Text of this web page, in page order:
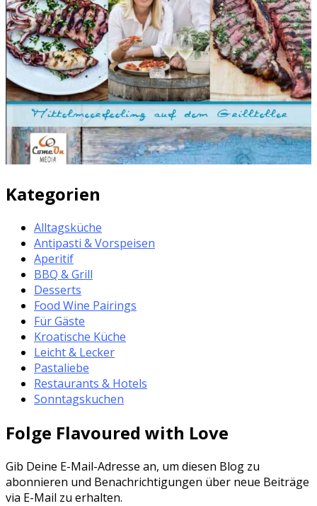
Kategorien
Alltagsküche
Antipasti & Vorspeisen
Aperitif
BBQ & Grill
Desserts
Food Wine Pairings
Für Gäste
Kroatische Küche
Leicht & Lecker
Pastaliebe
Restaurants & Hotels
Sonntagskuchen
Folge Flavoured with Love
Gib Deine E-Mail-Adresse an, um diesen Blog zu
abonnieren und Benachrichtigungen über neue Beiträge
via E-Mail zu erhalten.